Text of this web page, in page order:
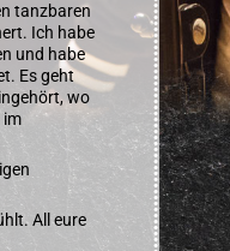
tanzbaren
Ich habe
und habe
Es geht
wo
im
All eure